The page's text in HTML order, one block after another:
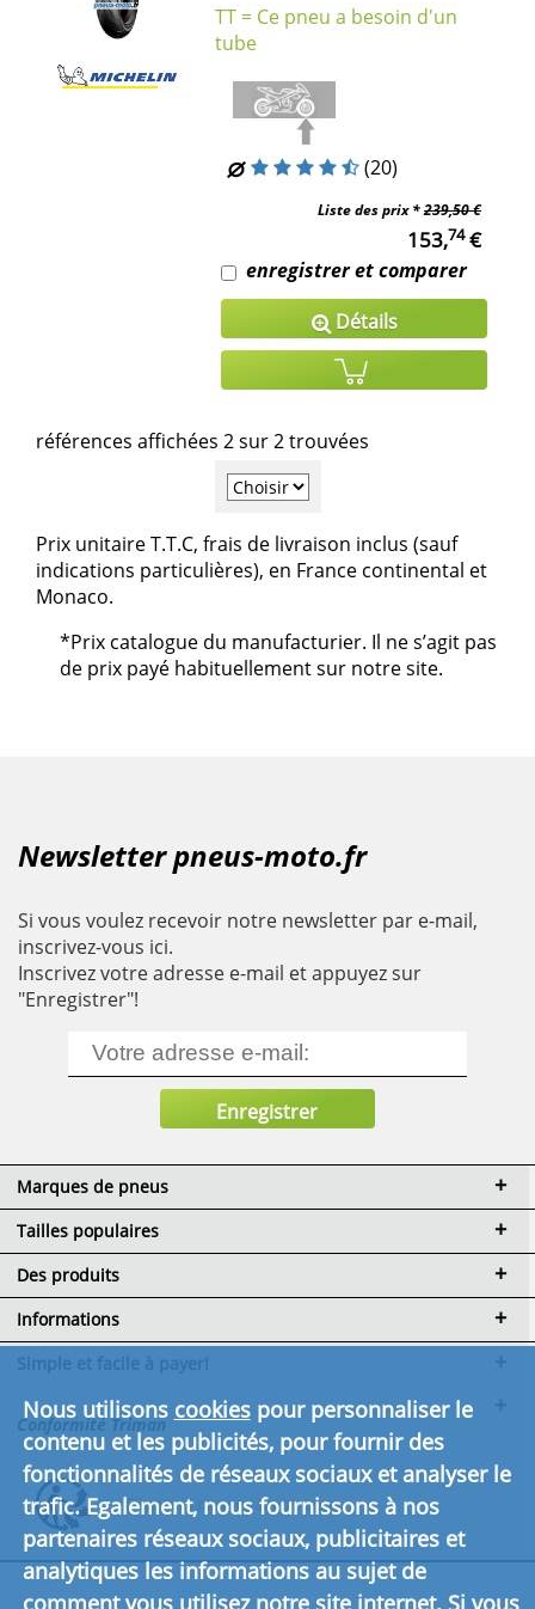
TT = Ce pneu a besoin d'un
tube
(20)
Liste des prix *239,50 €
153,74€
enregistrer et comparer
Détails
références affichées 2 sur 2 trouvées
Prix unitaire T.T.C, frais de livraison inclus (sauf
indications particulières), en France continental et
Monaco.
*Prix catalogue du manufacturier. Il ne s’agit pas
de prix payé habituellement sur notre site.
Newsletter pneus-moto.fr
Si vous voulez recevoir notre newsletter par e-mail,
inscrivez-vous ici.
Inscrivez votre adresse e-mail et appuyez sur
"Enregistrer"!
Marques de pneus
Tailles populaires
Des produits
Informations
et de livraison
Conformité Triman
Cliquez ici pour en savoir plus.
Nous utilisons cookiespour personnaliser le
contenu et les publicités, pour fournir des
fonctionnalités de réseaux sociaux et analyser le
trafic. Egalement, nous fournissons à nos
partenaires réseaux sociaux, publicitaires et
analytiques les informations au sujet de
comment vous utilisez notre site internet. Si vous